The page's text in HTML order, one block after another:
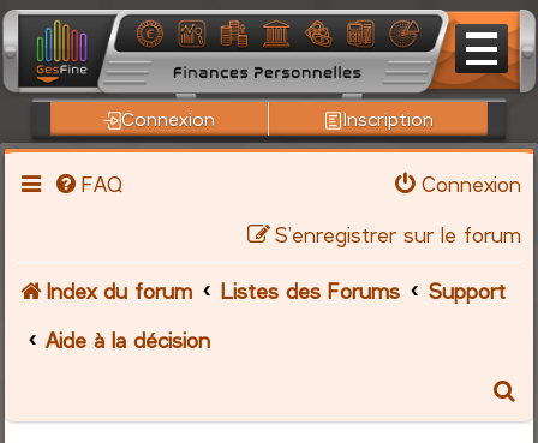
Connexion Inscription
FAQ
Connexion
S’enregistrer sur le forum
Index du forum Listes des Forums
Support
Aide à la décision